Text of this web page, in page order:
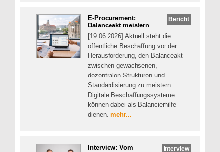
Bericht
E-Procurement:
Balanceakt meistern
[19.06.2026] Aktuell steht die
öffentliche Beschaffung vor der
Herausforderung, den Balanceakt
zwischen gewachsenen,
dezentralen Strukturen und
Standardisierung zu meistern.
Digitale Beschaffungssysteme
können dabei als Balancierhilfe
dienen. mehr...
Interview
Interview: Vom